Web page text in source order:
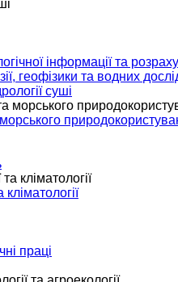
інформації та
геофізики та водних
суші
праці